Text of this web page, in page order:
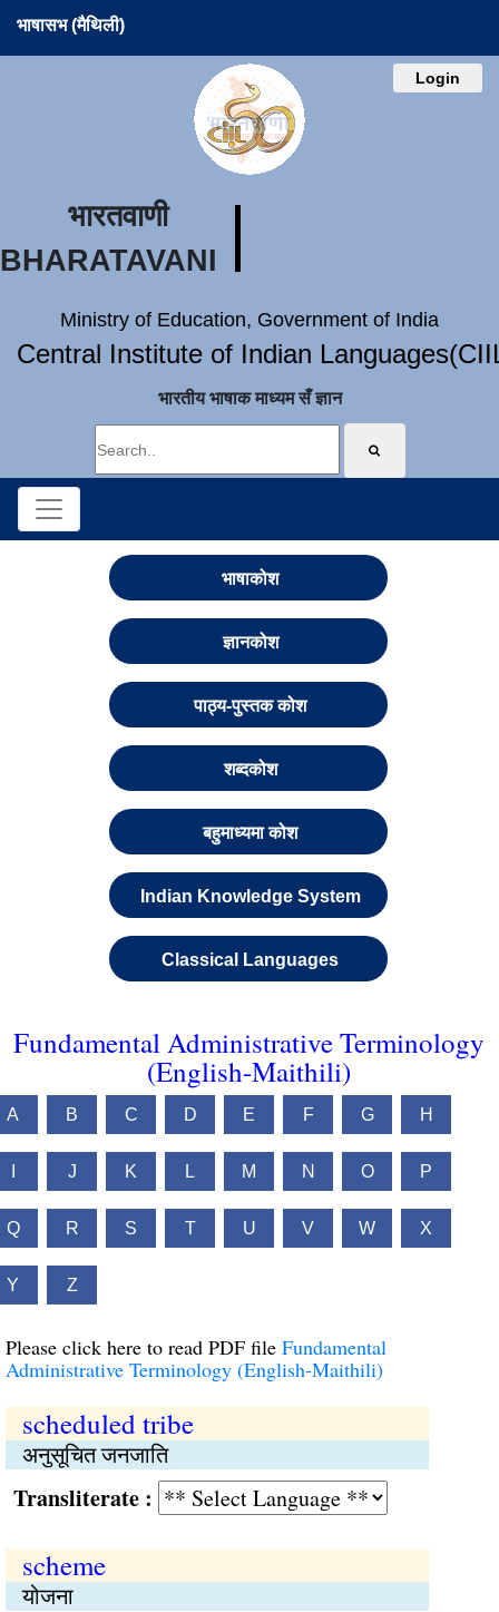
भाषासभ (मैथिली)
Login
भारतवाणी
BHARATAVANI
Ministry of Education, Government of India
Central Institute of Indian
भारतीय भाषाक माध्यम सँ ज्ञान
भाषाकोश
ज्ञानकोश
पाठ्य-पुस्तक कोश
शब्दकोश
बहुमाध्यमा कोश
Indian Knowledge System
Classical Languages
Fundamental Administrative Terminology
(English-Maithili)
A B C D E F G H
J K L M N O P
Q R S T U V W X
Y Z
Please click here to read PDF file Fundamental
Administrative Terminology (English-Maithili)
scheduled tribe
अनुसूचित जनजाति
:
scheme
योजना